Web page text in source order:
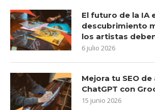
El futuro de la IA
descubrimiento
los artistas
6 julio 2026
Mejora tu SEO
ChatGPT con
15 junio 2026